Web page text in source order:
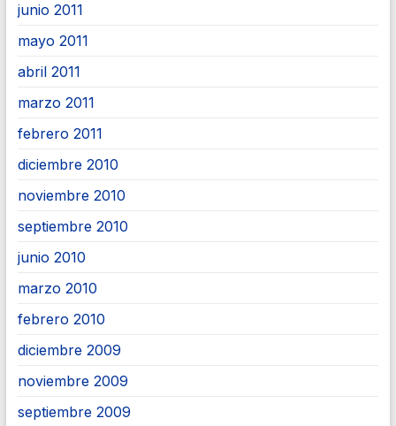
junio 2011
mayo 2011
abril 2011
marzo 2011
febrero 2011
diciembre 2010
noviembre 2010
septiembre 2010
junio 2010
marzo 2010
febrero 2010
diciembre 2009
noviembre 2009
septiembre 2009